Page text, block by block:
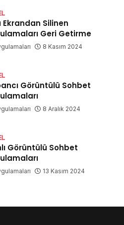
Ekrandan Silinen
Geri Getirme
8 Kasım 2024
Görüntülü Sohbet
8 Aralık 2024
Görüntülü Sohbet
13 Kasım 2024